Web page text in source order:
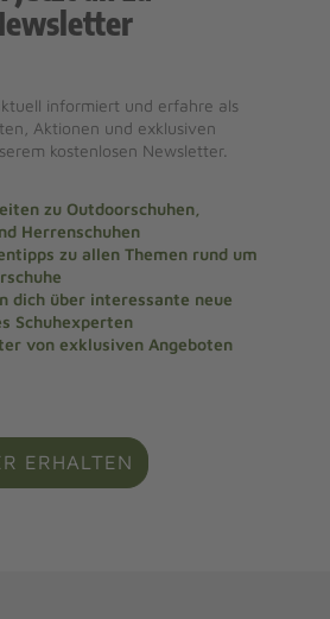
informiert und erfahre als
Aktionen und exklusiven
kostenlosen Newsletter.
zu Outdoorschuhen,
Herrenschuhen
zu allen Themen rund um
dich über interessante neue
Schuhexperten
von exklusiven Angeboten
ERHALTEN